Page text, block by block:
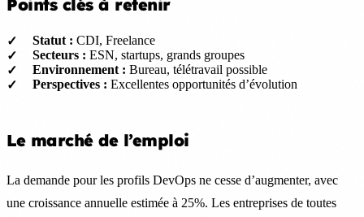
Points clés à retenir
Statut : CDI, Freelance
Secteurs : ESN, startups, grands groupes
Environnement : Bureau, télétravail possible
Perspectives : Excellentes opportunités d’évolution
Le marché de l’emploi
La demande pour les profils DevOps ne cesse d’augmenter, avec
une croissance annuelle estimée à 25%. Les entreprises de toutes